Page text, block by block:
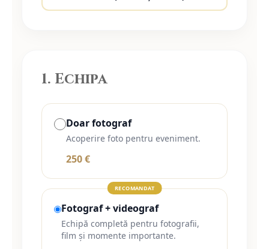
1. Echipa
Doar fotograf
Acoperire foto pentru eveniment.
250 €
RECOMANDAT
Fotograf + videograf
Echipă completă pentru fotografii,
film și momente importante.